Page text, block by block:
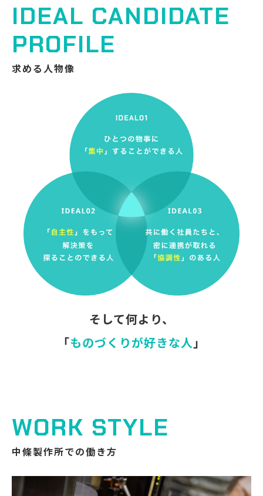
IDEAL CANDIDATE
PROFILE
求める人物像
そして何より、
「ものづくりが好きな人」
WORK STYLE
中條製作所での働き方